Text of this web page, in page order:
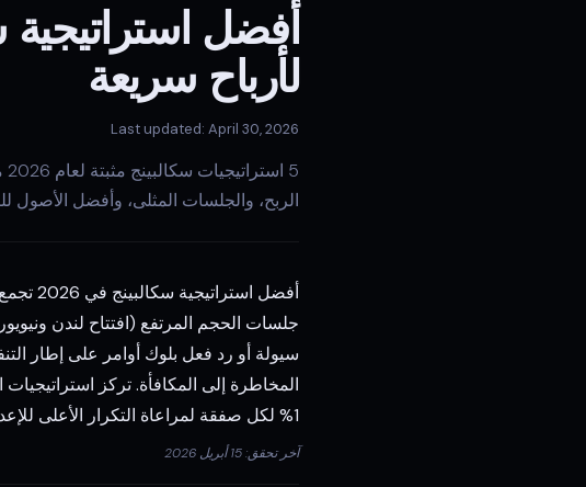
لأرباح سريعة
Last updated: April 30, 2026
الربح، والجلسات المثلى، وأفضل الأصول
1% لكل صفقة لمراعاة التكرار الأعلى للإعدادات.
آخر تحقق: 15 أبريل 2026